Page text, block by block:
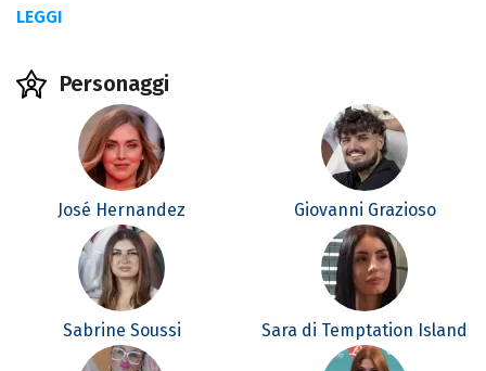
LEGGI
Personaggi
José Hernandez Giovanni Grazioso
Sabrine Soussi Sara di Temptation Island